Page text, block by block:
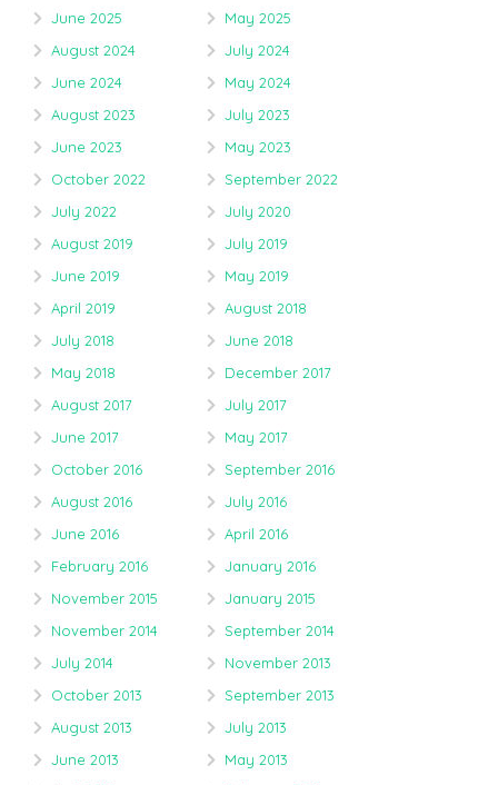
June 2025
May 2025
August 2024
July 2024
June 2024
May 2024
August 2023
July 2023
June 2023
May 2023
October 2022
September 2022
July 2022
July 2020
August 2019
July 2019
June 2019
May 2019
April 2019
August 2018
July 2018
June 2018
May 2018
December 2017
August 2017
July 2017
June 2017
May 2017
October 2016
September 2016
August 2016
July 2016
June 2016
April 2016
February 2016
January 2016
November 2015
January 2015
November 2014
September 2014
July 2014
November 2013
October 2013
September 2013
August 2013
July 2013
June 2013
May 2013